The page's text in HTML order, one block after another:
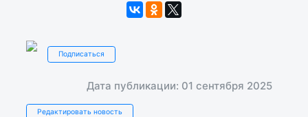
Подписаться
Дата публикации: 01 сентября 2025
Редактировать новость